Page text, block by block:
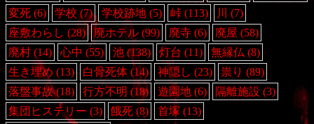
変死 (6) 学校 (7) 学校跡地(5) 峠(113) 川
(7)
座敷わらし (28) 廃ホテル (99) 廃寺(6) 廃屋 (58)
廃村 (14) 心中 (55) 池(138) 灯台 (11) 無縁仏 (8)
生き埋め (13) 白骨死体 (14) 神隠し (23) 祟り (89)
落盤事故(18) 行方不明 (18) 遊園地(6) 隔離施設 (3)
集団ヒステリー (3) 餓死 (8) 首塚 (13)